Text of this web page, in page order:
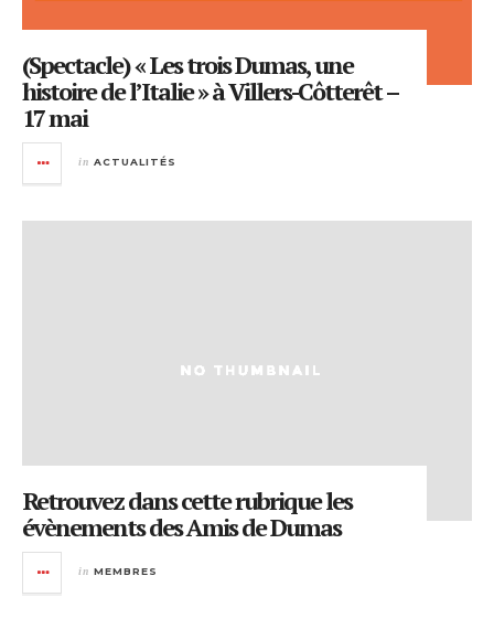
(Spectacle) « Les trois Dumas, une
histoire de l’Italie » à Villers-Côtterêt –
17 mai
in ACTUALITÉS
Retrouvez dans cette rubrique les
évènements des Amis de Dumas
in MEMBRES